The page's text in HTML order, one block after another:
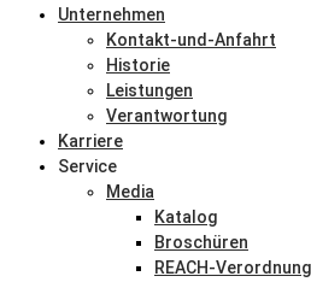
Unternehmen
Kontakt-und-Anfahrt
Historie
Leistungen
Verantwortung
Karriere
Service
Media
Katalog
Broschüren
REACH-Verordnung